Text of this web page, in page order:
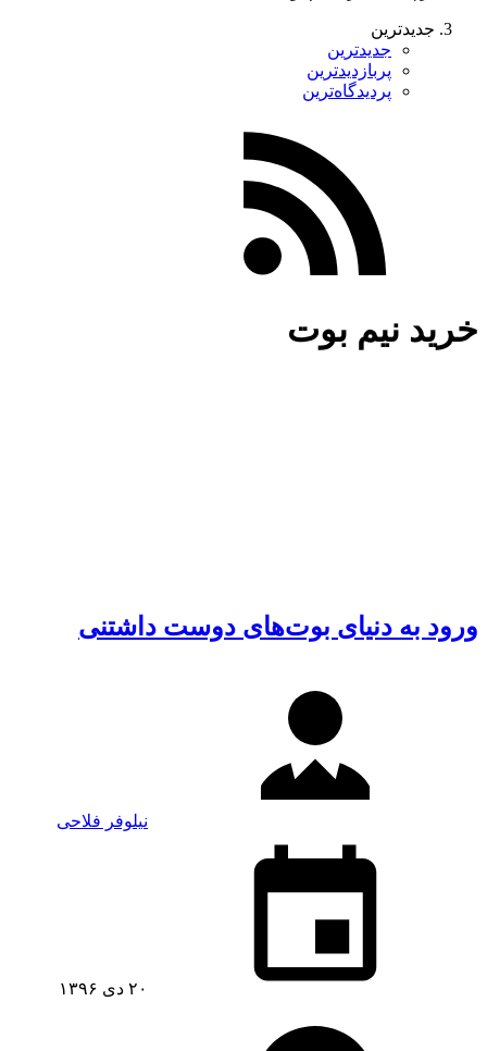
جدیدترین
جدیدترین
پربازدیدترین
پردیدگاه‌ترین
خرید نیم بوت
ورود به دنیای بوت‌های دوست داشتنی
نیلوفر فلاحی
۲۰ دی ۱۳۹۶